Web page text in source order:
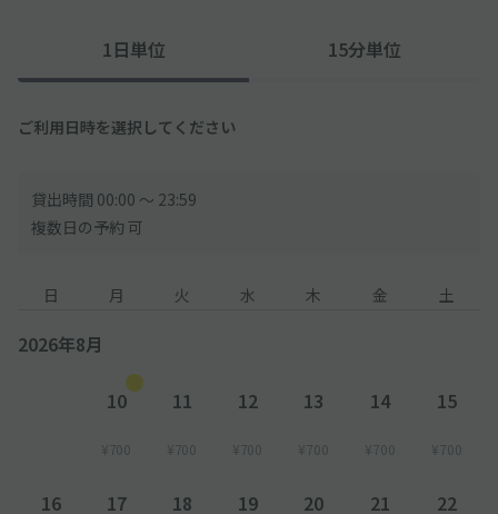
1日単位 15分単位
ご利用日時を選択してください
貸出時間 00:00 〜 23:59
複数日の予約 可
日 月 火 水 木 金 土
2026年8月
10
¥700
11
¥700
12
¥700
13
¥700
14
¥700
15
¥700
16 17 18 19 20 21 22